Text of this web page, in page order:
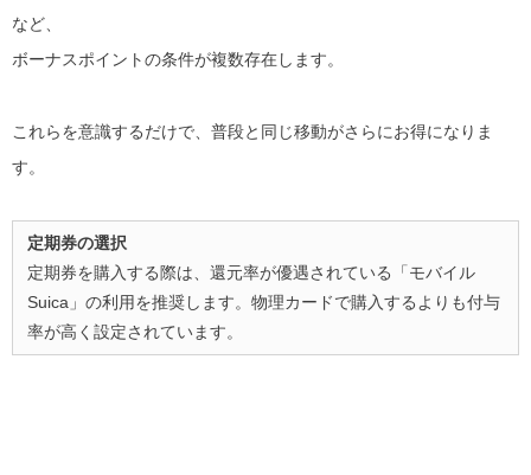
など、
ボーナスポイントの条件が複数存在します。
これらを意識するだけで、普段と同じ移動がさらにお得になりま
す。
定期券の選択
定期券を購入する際は、還元率が優遇されている「モバイル
Suica」の利用を推奨します。物理カードで購入するよりも付与
率が高く設定されています。